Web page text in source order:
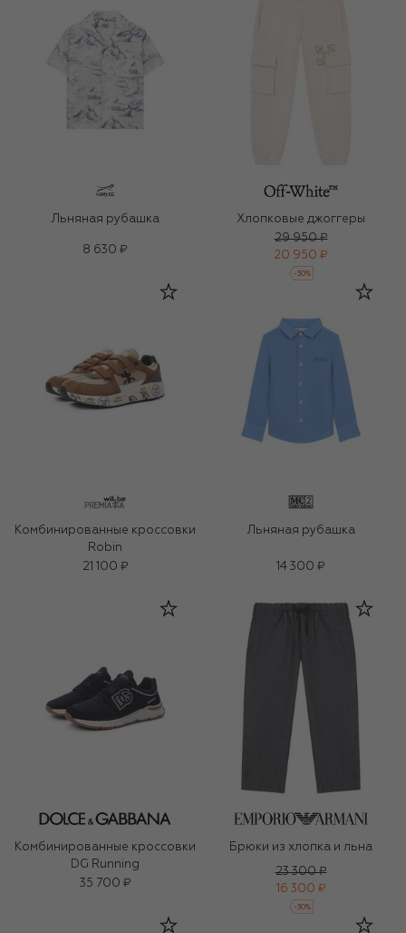
Льняная рубашка
8 630 ₽
Хлопковые джоггеры
29 950 ₽
20 950 ₽
-30%
Комбинированные кроссовки
Robin
21 100 ₽
Льняная рубашка
14 300 ₽
Комбинированные кроссовки
DG Running
35 700 ₽
Брюки из хлопка и льна
23 300 ₽
16 300 ₽
-30%